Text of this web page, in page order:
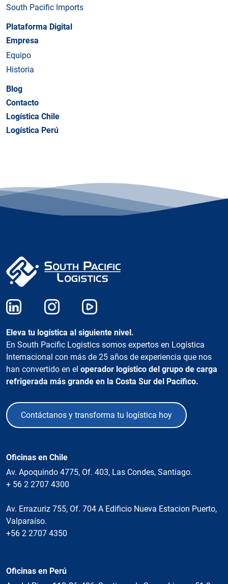
South Pacific Imports
Plataforma Digital
Empresa
Equipo
Historia
Blog
Contacto
Logística Chile
Logística Perú
Eleva tu logística al siguiente nivel.
En South Pacific Logistics somos expertos en Logística
Internacional con más de 25 años de experiencia que nos
han convertido en el operador logístico del grupo de carga
refrigerada más grande en la Costa Sur del Pacífico.
Contáctanos y transforma tu logística hoy
Oficinas en Chile
Av. Apoquindo 4775, Of. 403, Las Condes, Santiago.
+ 56 2 2707 4300
Av. Errazuriz 755, Of. 704 A Edificio Nueva Estacion Puerto,
Valparaíso.
+56 2 2707 4350
Oficinas en Perú